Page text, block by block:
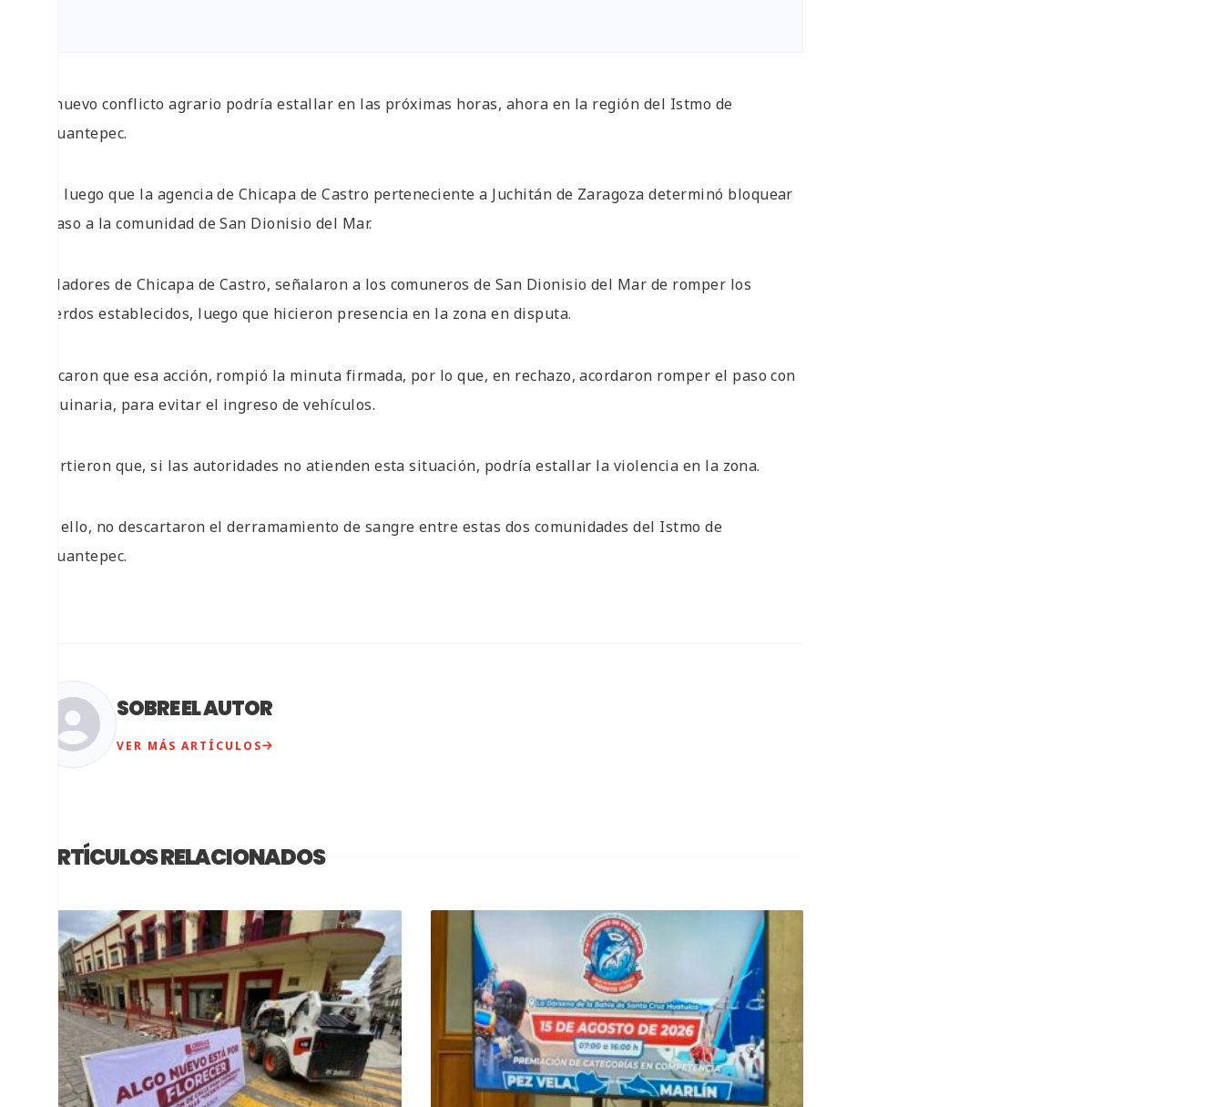
Un nuevo conflicto agrario podría estallar en las próximas horas, ahora en la región del Istmo de
Tehuantepec.
Esto luego que la agencia de Chicapa de Castro perteneciente a Juchitán de Zaragoza determinó bloquear
el paso a la comunidad de San Dionisio del Mar.
Pobladores de Chicapa de Castro, señalaron a los comuneros de San Dionisio del Mar de romper los
acuerdos establecidos, luego que hicieron presencia en la zona en disputa.
Indicaron que esa acción, rompió la minuta firmada, por lo que, en rechazo, acordaron romper el paso con
maquinaria, para evitar el ingreso de vehículos.
Advirtieron que, si las autoridades no atienden esta situación, podría estallar la violencia en la zona.
Con ello, no descartaron el derramamiento de sangre entre estas dos comunidades del Istmo de
Tehuantepec.
SOBRE EL AUTOR
VER MÁS ARTÍCULOS
ARTÍCULOS RELACIONADOS